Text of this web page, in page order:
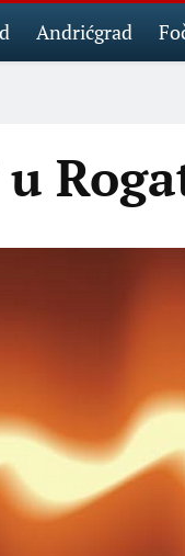
Andrićgrad
u